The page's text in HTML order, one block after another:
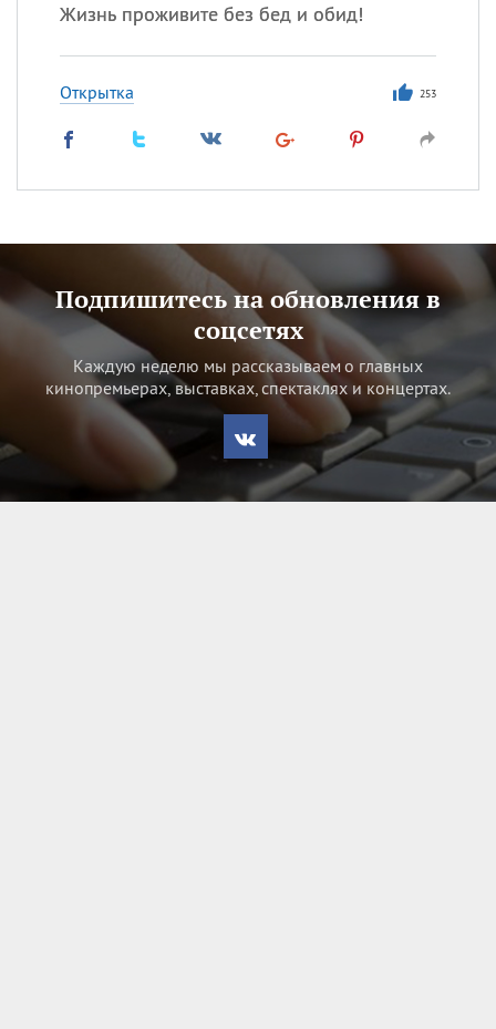
Жизнь проживите без бед и обид!
Открытка 253
Подпишитесь на обновления в
соцсетях
Каждую неделю мы рассказываем о главных
кинопремьерах, выставках, спектаклях и концертах.